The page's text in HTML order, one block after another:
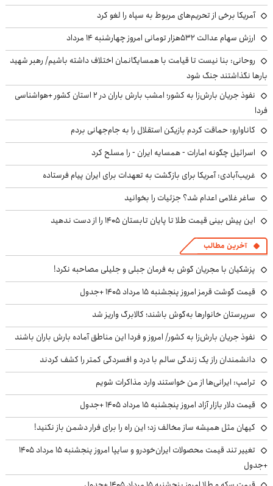
آمریکا برخی از تحریم‌های مربوط به سپاه را لغو کرد
ارزش سهام عدالت ۵۳۲هزار تومانی امروز چهارشنبه ۱۴ مرداد
روحانی: بنا نیست تا قیامت با همسایگانمان اختلاف داشته باشیم/ رهبر شهید
بارها نگذاشتند جنگ شود
نفوذ جریان بارش‌زا به کشور؛ امشب بارش باران در ۲ استان کشور +هواشناسی
فردا
کاناوارو: حماقت کردم بازیکن استقلال را به جام‌جهانی بردم
اسرائیل چگونه امارات - همسایه ایران - را مسلح کرد
غریب‌آبادی: آمریکا برای بازگشت به تعهدات برای ایران پیام فرستاده
ساغر غلامی اعدام شد؟ جزئیات را بخوانید
این پیش بینی قیمت طلا تا پایان تابستان ۱۴۰۵ را از دست ندهید
آخرین مطالب
پزشکیان با مجریان گوش به فرمان جبلی و جلیلی مصاحبه نکرد!
قیمت گوشت قرمز امروز پنجشنبه ۱۵ مرداد ۱۴۰۵ +جدول
سرپرستان خانوارها به‌گوش باشند؛ کالابرگ واریز شد
نفوذ جریان بارش‌زا به کشور/ امروز و فردا این مناطق آماده بارش باران باشند
دانشمندان راز یک زندگی سالم با درد و افسردگی کمتر را کشف کردند
ترامپ: ایرانی‌ها از من خواستند وارد مذاکرات شویم
قیمت دلار بازار آزاد امروز پنجشنبه ۱۵ مرداد ۱۴۰۵ +جدول
کیهان مثل همیشه ساز مخالف زد؛ این راه را برای فرار دشمن باز نکنید!
تغییر تند قیمت محصولات ایران‌خودرو و سایپا امروز پنجشنبه ۱۵ مرداد ۱۴۰۵
+جدول